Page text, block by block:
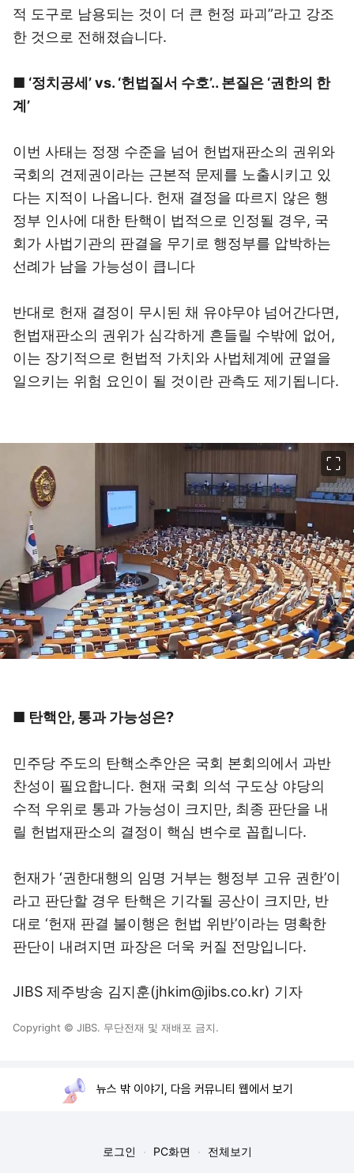
적 도구로 남용되는 것이 더 큰 헌정 파괴”라고 강조
한 것으로 전해졌습니다.
■ ‘정치공세’ vs. ‘헌법질서 수호’.. 본질은 ‘권한의 한
계’
이번 사태는 정쟁 수준을 넘어 헌법재판소의 권위와
국회의 견제권이라는 근본적 문제를 노출시키고 있
다는 지적이 나옵니다. 헌재 결정을 따르지 않은 행
정부 인사에 대한 탄핵이 법적으로 인정될 경우, 국
회가 사법기관의 판결을 무기로 행정부를 압박하는
선례가 남을 가능성이 큽니다
반대로 헌재 결정이 무시된 채 유야무야 넘어간다면,
헌법재판소의 권위가 심각하게 흔들릴 수밖에 없어,
이는 장기적으로 헌법적 가치와 사법체계에 균열을
일으키는 위험 요인이 될 것이란 관측도 제기됩니다.
■ 탄핵안, 통과 가능성은?
민주당 주도의 탄핵소추안은 국회 본회의에서 과반
찬성이 필요합니다. 현재 국회 의석 구도상 야당의
수적 우위로 통과 가능성이 크지만, 최종 판단을 내
릴 헌법재판소의 결정이 핵심 변수로 꼽힙니다.
헌재가 ‘권한대행의 임명 거부는 행정부 고유 권한’이
라고 판단할 경우 탄핵은 기각될 공산이 크지만, 반
대로 ‘헌재 판결 불이행은 헌법 위반’이라는 명확한
판단이 내려지면 파장은 더욱 커질 전망입니다.
JIBS 제주방송 김지훈(jhkim@jibs.co.kr) 기자
Copyright © JIBS. 무단전재 및 재배포 금지.
뉴스 밖 이야기, 다음 커뮤니티 웹에서 보기
로그인 PC화면 전체보기